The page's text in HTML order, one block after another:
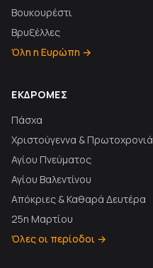
Βουκουρέστι
Βρυξέλλες
Όλη η Ευρώπη →
ΕΚΔΡΟΜΈΣ
Πάσχα
Χριστούγεννα & Πρωτοχρονιά
Αγίου Πνεύματος
Αγίου Βαλεντίνου
Απόκριες & Καθαρά Δευτέρα
25η Μαρτίου
Όλες οι περίοδοι →